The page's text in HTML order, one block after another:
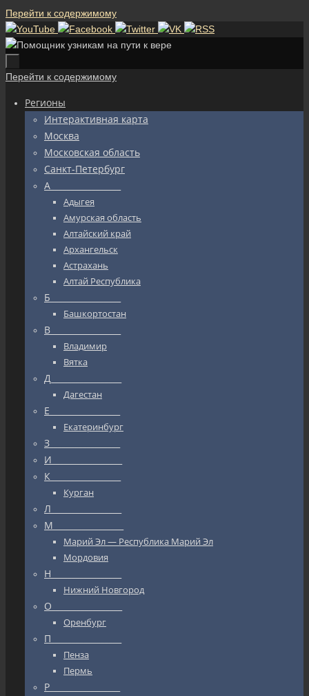
Перейти к содержимому
Перейти к содержимому
Регионы
Интерактивная карта
Москва
Московская область
Санкт-Петербург
А_________________
Адыгея
Амурская область
Алтайский край
Архангельск
Астрахань
Алтай Республика
Б_________________
Башкортостан
В_________________
Владимир
Вятка
Д_________________
Дагестан
Е_________________
Екатеринбург
З_________________
И_________________
К_________________
Курган
Л_________________
М_________________
Марий Эл — Республика Марий Эл
Мордовия
Н_________________
Нижний Новгород
О_________________
Оренбург
П_________________
Пенза
Пермь
Р_________________